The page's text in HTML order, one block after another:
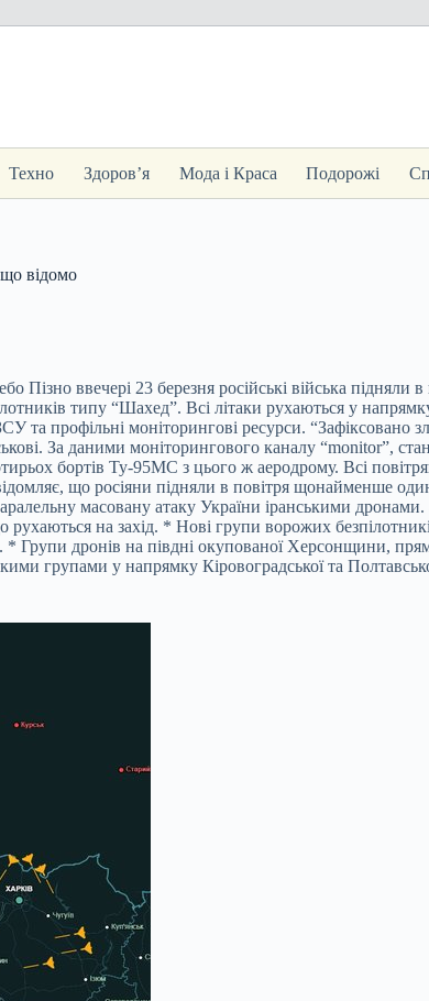
Техно Здоров’я Мода і Краса Подорожі
відомо
Пізно ввечері 23 березня російські війська
типу “Шахед”. Всі літаки рухаються у
профільні моніторингові ресурси. “Зафіксовано
За даними моніторингового каналу “monitor”,
бортів Ту-95МС з цього ж аеродрому. Всі
що росіяни підняли в повітря щонайменше
масовану атаку України іранськими
рухаються на захід. * Нові групи ворожих
* Групи дронів на півдні окупованої Херсонщини,
групами у напрямку Кіровоградської та